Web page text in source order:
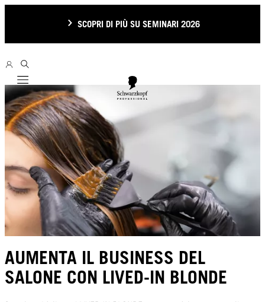
SCOPRI DI PIÙ SU SEMINARI 2026
Mobile navigation
AUMENTA IL BUSINESS DEL
SALONE CON LIVED-IN BLONDE